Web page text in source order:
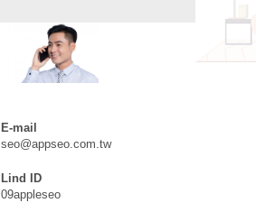
E-mail
seo@appseo.com.tw
Lind ID
09appleseo